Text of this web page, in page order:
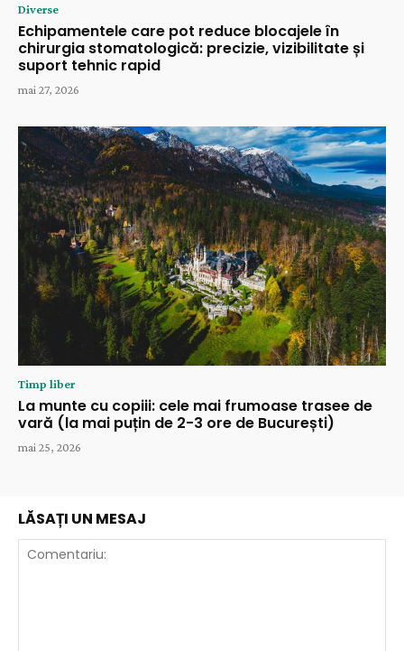
Diverse
Echipamentele care pot reduce blocajele în
chirurgia stomatologică: precizie, vizibilitate și
suport tehnic rapid
mai 27, 2026
Timp liber
La munte cu copiii: cele mai frumoase trasee de
vară (la mai puțin de 2-3 ore de București)
mai 25, 2026
LĂSAȚI UN MESAJ